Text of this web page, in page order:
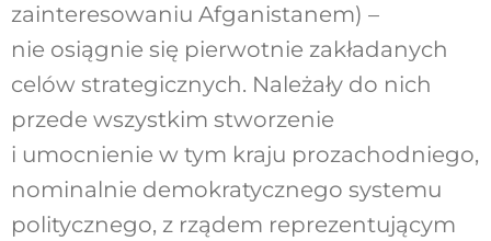
zainteresowaniu Afganistanem) –
nie osiągnie się pierwotnie zakładanych
celów strategicznych. Należały do nich
przede wszystkim stworzenie
i umocnienie w tym kraju prozachodniego,
nominalnie demokratycznego systemu
politycznego, z rządem reprezentującym